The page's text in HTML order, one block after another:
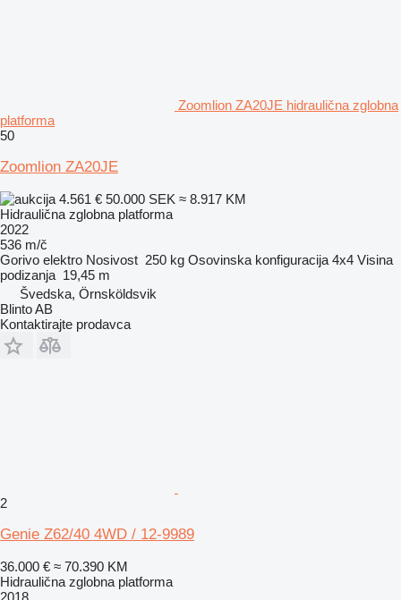
Zoomlion ZA20JE hidraulična zglobna
platforma
50
Zoomlion ZA20JE
4.561 € 50.000 SEK ≈ 8.917 KM
Hidraulična zglobna platforma
2022
536 m/č
Gorivo elektro Nosivost 250 kg Osovinska konfiguracija 4x4 Visina
podizanja 19,45 m
Švedska, Örnsköldsvik
Blinto AB
Kontaktirajte prodavca
2
Genie Z62/40 4WD / 12-9989
36.000 € ≈ 70.390 KM
Hidraulična zglobna platforma
2018